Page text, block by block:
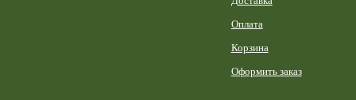
Оплата
Корзина
Оформить заказ